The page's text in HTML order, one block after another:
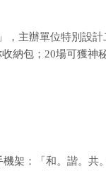
，主辦單位特別設
納包；20場可獲神
架：「和。諧。共